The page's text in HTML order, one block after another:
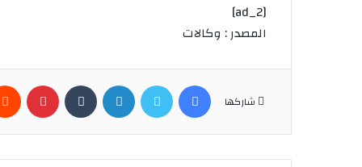
[ad_2]
المصدر : وكالات
شاركها
فيسبوك تويتر لينكدإن